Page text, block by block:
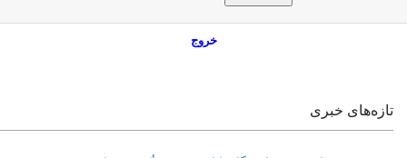
خروج
تازه‌های خبری